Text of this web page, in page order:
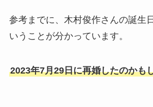
参考までに、木村俊作さんの誕生
いうことが分かっています。
2023年7月29日に再婚したのかも